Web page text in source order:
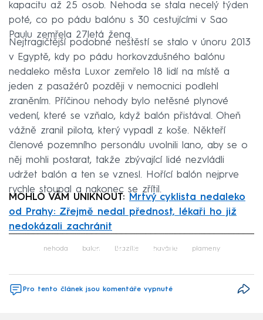
kapacitu až 25 osob. Nehoda se stala necelý týden
poté, co po pádu balónu s 30 cestujícími v Sao
Paulu zemřela 27letá žena.
Nejtragičtější podobné neštěstí se stalo v únoru 2013
v Egyptě, kdy po pádu horkovzdušného balónu
nedaleko města Luxor zemřelo 18 lidí na místě a
jeden z pasažérů později v nemocnici podlehl
zraněním. Příčinou nehody bylo netěsné plynové
vedení, které se vzňalo, když balón přistával. Oheň
vážně zranil pilota, který vypadl z koše. Někteří
členové pozemního personálu uvolnili lano, aby se o
něj mohli postarat, takže zbývající lidé nezvládli
udržet balón a ten se vznesl. Hořící balón nejprve
rychle stoupal a nakonec se zřítil.
MOHLO VÁM UNIKNOUT:
Mrtvý cyklista nedaleko
od Prahy: Zřejmě nedal přednost, lékaři ho již
nedokázali zachránit
Failed to fetch
nehoda balon Brazílie havárie plameny
Pro tento článek jsou komentáře vypnuté